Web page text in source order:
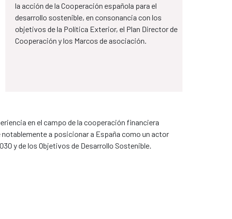
la acción de la Cooperación española para el
desarrollo sostenible, en consonancia con los
objetivos de la Política Exterior, el Plan Director de
Cooperación y los Marcos de asociación.
en el campo de la cooperación financiera
a posicionar a España como un actor
y de los Objetivos de Desarrollo Sostenible.